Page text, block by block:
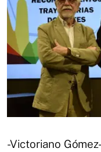
-Victoriano